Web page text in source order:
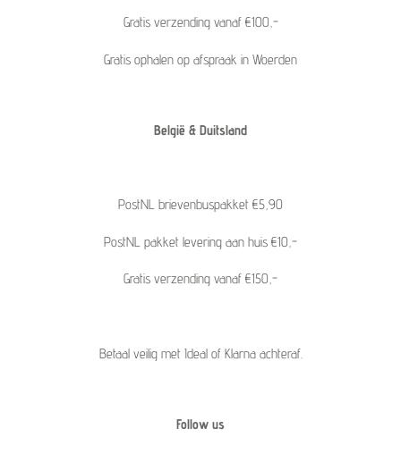
Gratis verzending vanaf €100,-
Gratis ophalen op afspraak in Woerden
België & Duitsland
PostNL brievenbuspakket €5,90
PostNL pakket levering aan huis €10,-
Gratis verzending vanaf €150,-
Betaal veilig met Ideal of Klarna achteraf.
Follow us